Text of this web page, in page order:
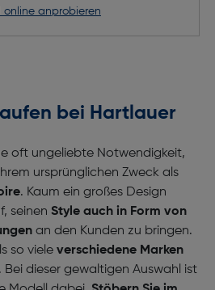
online anprobieren
bei Hartlauer
oft ungeliebte Notwendigkeit,
ursprünglichen Zweck als
. Kaum ein großes Design
seinen Style auch in Form von
an den Kunden zu bringen.
so viele verschiedene Marken
dieser gewaltigen Auswahl ist